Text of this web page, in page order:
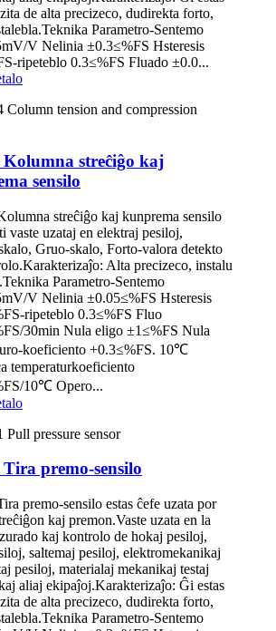
de alta precizeco, dudirekta forto,
Parametro-Sentemo
V Nelinia ±0.3≤%FS Hsteresis
ripeteblo 0.3≤%FS Fluado ±0.0...
Kolumna streĉiĝo kaj
sensilo
streĉiĝo kaj kunprema sensilo
vaste uzataj en elektraj pesiloj,
Gruo-skalo, Forto-valora detekto
Alta precizeco, instalu
Parametro-Sentemo
V Nelinia ±0.05≤%FS Hsteresis
ripeteblo 0.3≤%FS Fluo
30min Nula eligo ±1≤%FS Nula
koeficiento +0.3≤%FS. 10℃
temperaturkoeficiento
10℃ Opero...
premo-sensilo
premo-sensilo estas ĉefe uzata por
kaj premon.Vaste uzata en la
kaj kontrolo de hokaj pesiloj,
saltemaj pesiloj, elektromekanikaj
pesiloj, materialaj mekanikaj testaj
aliaj ekipaĵoj.Karakterizaĵo: Ĝi estas
de alta precizeco, dudirekta forto,
Parametro-Sentemo